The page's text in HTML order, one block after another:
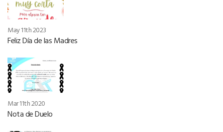
May 11th 2023
Feliz Día de las Madres
Mar 11th 2020
Nota de Duelo